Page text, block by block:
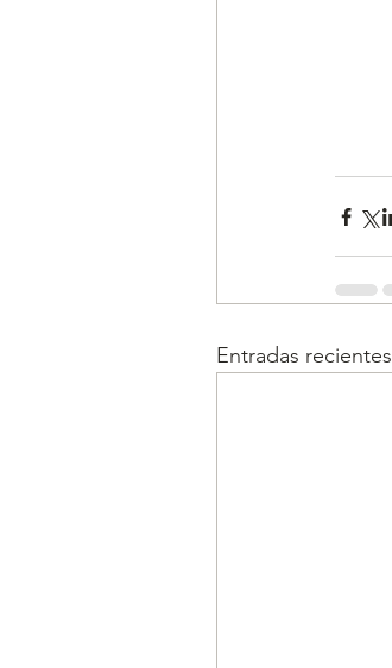
Entradas recientes